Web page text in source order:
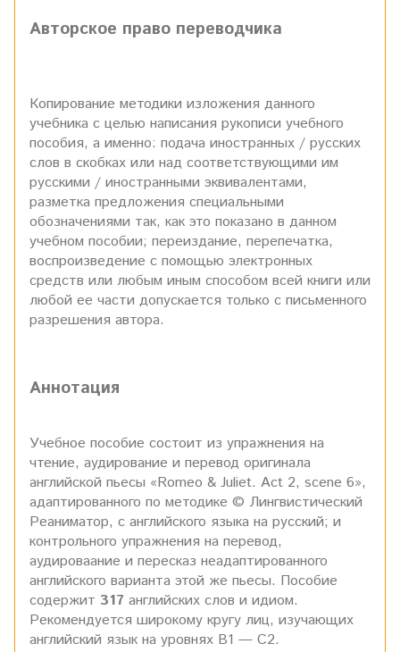
Авторское право переводчика
Копирование методики изложения данного
учебника с целью написания рукописи учебного
пособия, а именно: подача иностранных / русских
слов в скобках или над соответствующими им
русскими / иностранными эквивалентами,
разметка предложения специальными
обозначениями так, как это показано в данном
учебном пособии; переиздание, перепечатка,
воспроизведение с помощью электронных
средств или любым иным способом всей книги или
любой ее части допускается только с письменного
разрешения автора.
Аннотация
Учебное пособие состоит из упражнения на
чтение, аудирование и перевод оригинала
английской пьесы «Romeo & Juliet. Act 2, scene 6»,
адаптированного по методике © Лингвистический
Реаниматор, с английского языка на русский; и
контрольного упражнения на перевод,
аудироваание и пересказ неадаптированного
английского варианта этой же пьесы. Пособие
содержит 317 английских слов и идиом.
Рекомендуется широкому кругу лиц, изучающих
английский язык на уровнях В1 — С2.